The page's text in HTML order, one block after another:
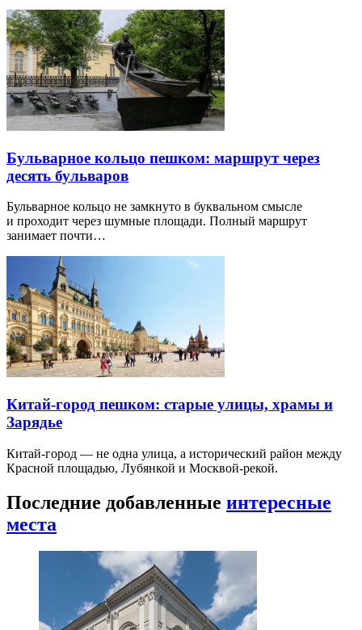
Бульварное кольцо пешком: маршрут через
десять бульваров
Бульварное кольцо не замкнуто в буквальном смысле
и проходит через шумные площади. Полный маршрут
занимает почти…
Китай-город пешком: старые улицы, храмы и
Зарядье
Китай-город — не одна улица, а исторический район между
Красной площадью, Лубянкой и Москвой-рекой.
Последние добавленные интересные
места